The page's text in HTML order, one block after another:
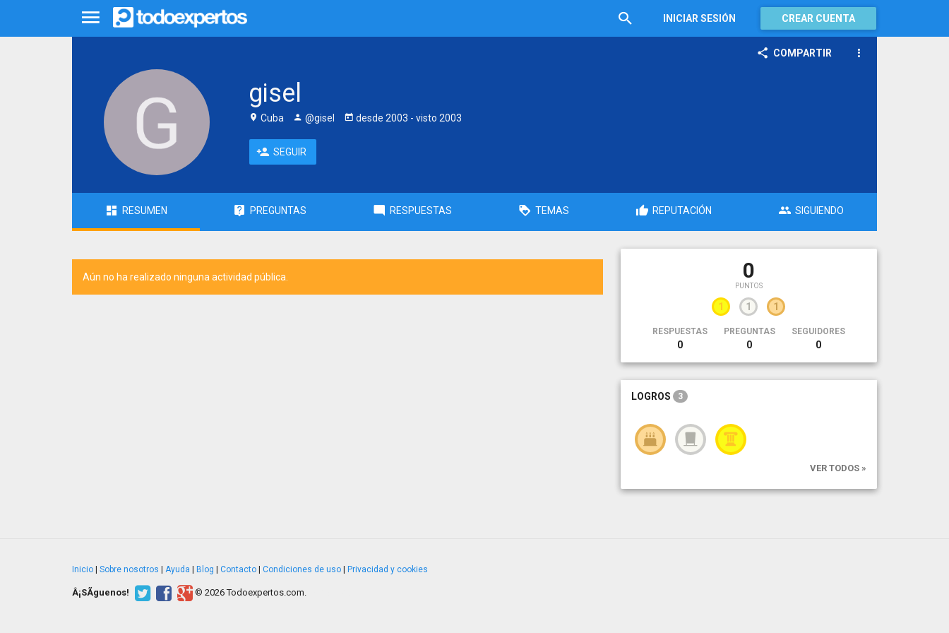
INICIAR SESIÓN CREAR CUENTA
COMPARTIR
gisel
Cuba @gisel desde 2003 - visto 2003
SEGUIR
RESUMEN PREGUNTAS RESPUESTAS TEMAS REPUTACIÓN SIGUIENDO
Aún no ha realizado ninguna actividad pública. 0
PUNTOS
1 1 1
RESPUESTAS
0
PREGUNTAS
0
SEGUIDORES
0
LOGROS 3
VER TODOS »
Inicio Sobre nosotros Ayuda Blog Contacto Condiciones de uso Privacidad y cookies
Â¡SÃ­guenos! © 2026 Todoexpertos.com.